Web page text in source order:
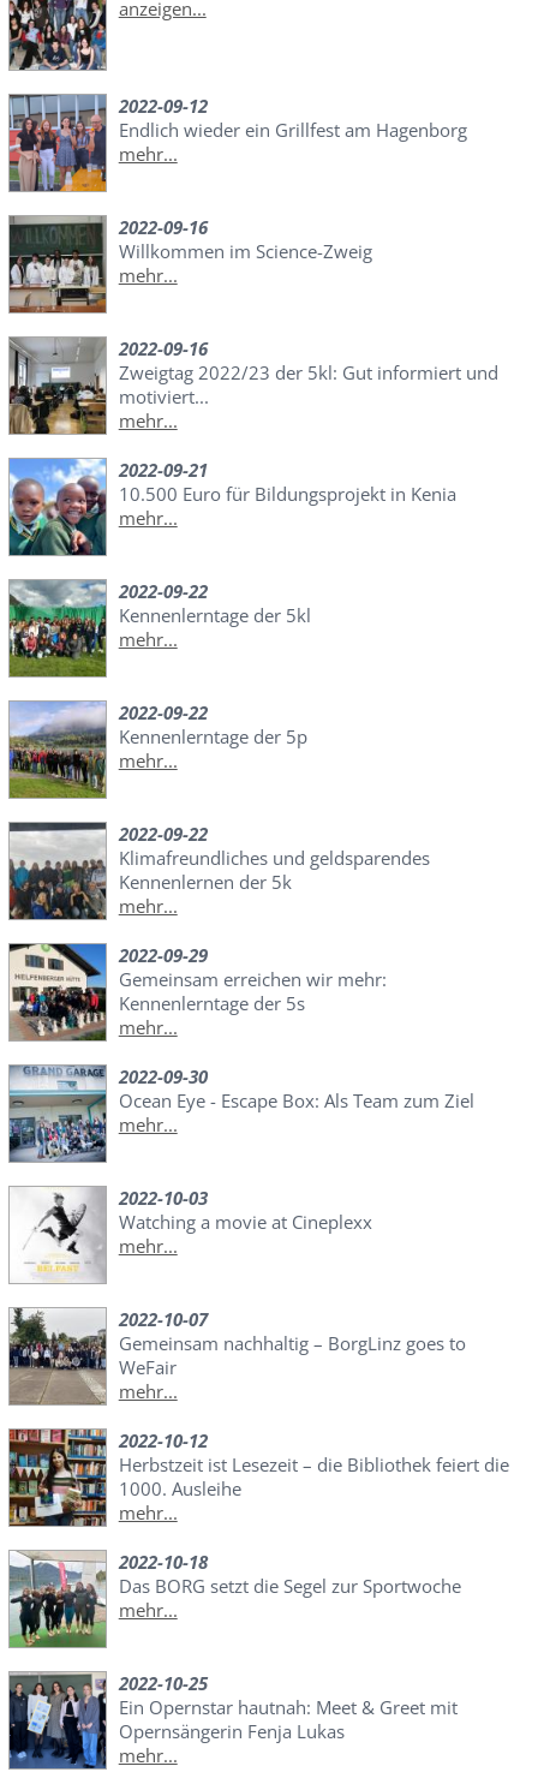
anzeigen...
2022-09-12
Endlich wieder ein Grillfest am Hagenborg
mehr...
2022-09-16
Willkommen im Science-Zweig
mehr...
2022-09-16
Zweigtag 2022/23 der 5kl: Gut informiert und
motiviert...
mehr...
2022-09-21
10.500 Euro für Bildungsprojekt in Kenia
mehr...
2022-09-22
Kennenlerntage der 5kl
mehr...
2022-09-22
Kennenlerntage der 5p
mehr...
2022-09-22
Klimafreundliches und geldsparendes
Kennenlernen der 5k
mehr...
2022-09-29
Gemeinsam erreichen wir mehr:
Kennenlerntage der 5s
mehr...
2022-09-30
Ocean Eye - Escape Box: Als Team zum Ziel
mehr...
2022-10-03
Watching a movie at Cineplexx
mehr...
2022-10-07
Gemeinsam nachhaltig – BorgLinz goes to
WeFair
mehr...
2022-10-12
Herbstzeit ist Lesezeit – die Bibliothek feiert die
1000. Ausleihe
mehr...
2022-10-18
Das BORG setzt die Segel zur Sportwoche
mehr...
2022-10-25
Ein Opernstar hautnah: Meet & Greet mit
Opernsängerin Fenja Lukas
mehr...